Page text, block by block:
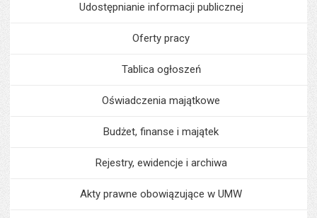
Udostępnianie informacji publicznej
Oferty pracy
Tablica ogłoszeń
Oświadczenia majątkowe
Budżet, finanse i majątek
Rejestry, ewidencje i archiwa
Akty prawne obowiązujące w UMW